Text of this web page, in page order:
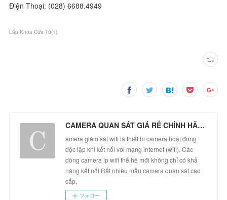
Điện Thoại: (028) 6688.4949
Lắp Khóa Cửa Từ(1)
CAMERA QUAN SÁT GIÁ RẺ CHÍNH HÃNG
amera giám sát wifi là thiết bị camera hoạt động
độc lập khi kết nối với mạng internet (wifi). Các
dòng camera ip wifi thế hệ mới không chỉ có khả
năng kết nối Rất nhiều mẫu camera quan sát cao
cấp,
フォロー